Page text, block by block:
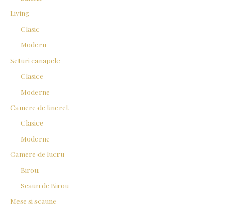
Living
Clasic
Modern
Seturi canapele
Clasice
Moderne
Camere de tineret
Clasice
Moderne
Camere de lucru
Birou
Scaun de Birou
Mese si scaune